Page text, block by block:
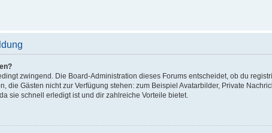
zwingend. Die Board-Administration dieses Forums entscheidet, ob du
die Gästen nicht zur Verfügung stehen: zum Beispiel Avatarbilder, Private
sie schnell erledigt ist und dir zahlreiche Vorteile bietet.